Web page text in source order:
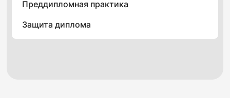
Преддипломная практика
Защита диплома